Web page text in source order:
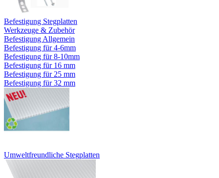
Befestigung Stegplatten
Werkzeuge & Zubehör
Befestigung Allgemein
Befestigung für 4-6mm
Befestigung für 8-10mm
Befestigung für 16 mm
Befestigung für 25 mm
Befestigung für 32 mm
Umweltfreundliche Stegplatten